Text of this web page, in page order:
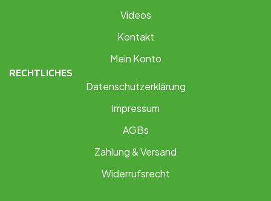
Videos
Kontakt
Mein Konto
RECHTLICHES
Datenschutzerklärung
Impressum
AGBs
Zahlung & Versand
Widerrufsrecht